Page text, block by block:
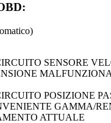
SENSORE
POSIZIONE
GAMMA/
ATTUALE